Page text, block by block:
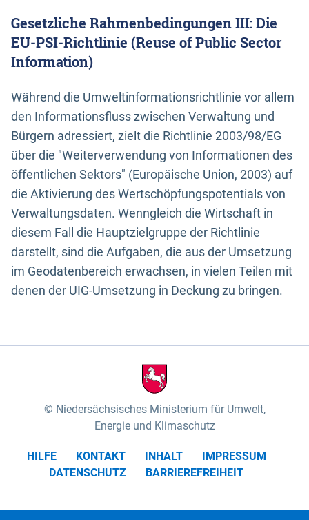
Gesetzliche Rahmenbedingungen III: Die
EU-PSI-Richtlinie (Reuse of Public Sector
Information)
Während die Umweltinformationsrichtlinie vor allem
den Informationsfluss zwischen Verwaltung und
Bürgern adressiert, zielt die Richtlinie 2003/98/EG
über die "Weiterverwendung von Informationen des
öffentlichen Sektors" (Europäische Union, 2003) auf
die Aktivierung des Wertschöpfungspotentials von
Verwaltungsdaten. Wenngleich die Wirtschaft in
diesem Fall die Hauptzielgruppe der Richtlinie
darstellt, sind die Aufgaben, die aus der Umsetzung
im Geodatenbereich erwachsen, in vielen Teilen mit
denen der UIG-Umsetzung in Deckung zu bringen.
Niedersächsisches Ministerium für Umwelt,
Energie und Klimaschutz
HILFE KONTAKT INHALT
IMPRESSUM
DATENSCHUTZ
BARRIEREFREIHEIT